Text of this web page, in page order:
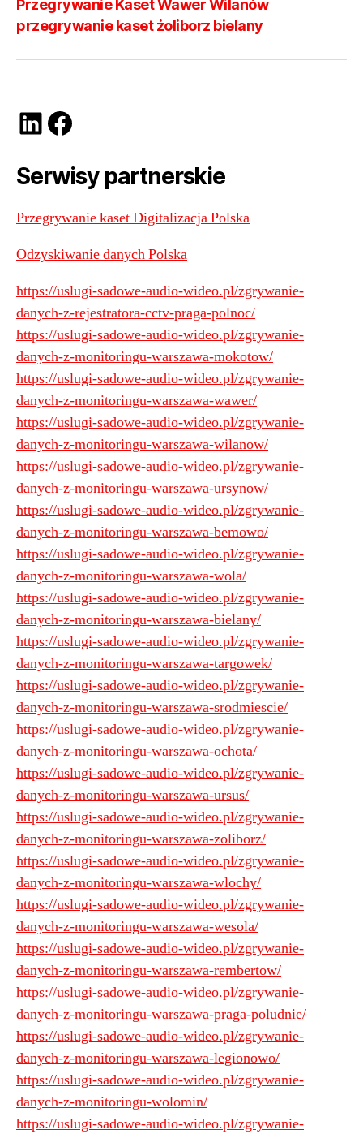
Przegrywanie Kaset Wawer Wilanów
przegrywanie kaset żoliborz bielany
LinkedIn
Facebook
Serwisy partnerskie
Przegrywanie kaset Digitalizacja Polska
Odzyskiwanie danych Polska
https://uslugi-sadowe-audio-wideo.pl/zgrywanie-
danych-z-rejestratora-cctv-praga-polnoc/
https://uslugi-sadowe-audio-wideo.pl/zgrywanie-
danych-z-monitoringu-warszawa-mokotow/
https://uslugi-sadowe-audio-wideo.pl/zgrywanie-
danych-z-monitoringu-warszawa-wawer/
https://uslugi-sadowe-audio-wideo.pl/zgrywanie-
danych-z-monitoringu-warszawa-wilanow/
https://uslugi-sadowe-audio-wideo.pl/zgrywanie-
danych-z-monitoringu-warszawa-ursynow/
https://uslugi-sadowe-audio-wideo.pl/zgrywanie-
danych-z-monitoringu-warszawa-bemowo/
https://uslugi-sadowe-audio-wideo.pl/zgrywanie-
danych-z-monitoringu-warszawa-wola/
https://uslugi-sadowe-audio-wideo.pl/zgrywanie-
danych-z-monitoringu-warszawa-bielany/
https://uslugi-sadowe-audio-wideo.pl/zgrywanie-
danych-z-monitoringu-warszawa-targowek/
https://uslugi-sadowe-audio-wideo.pl/zgrywanie-
danych-z-monitoringu-warszawa-srodmiescie/
https://uslugi-sadowe-audio-wideo.pl/zgrywanie-
danych-z-monitoringu-warszawa-ochota/
https://uslugi-sadowe-audio-wideo.pl/zgrywanie-
danych-z-monitoringu-warszawa-ursus/
https://uslugi-sadowe-audio-wideo.pl/zgrywanie-
danych-z-monitoringu-warszawa-zoliborz/
https://uslugi-sadowe-audio-wideo.pl/zgrywanie-
danych-z-monitoringu-warszawa-wlochy/
https://uslugi-sadowe-audio-wideo.pl/zgrywanie-
danych-z-monitoringu-warszawa-wesola/
https://uslugi-sadowe-audio-wideo.pl/zgrywanie-
danych-z-monitoringu-warszawa-rembertow/
https://uslugi-sadowe-audio-wideo.pl/zgrywanie-
danych-z-monitoringu-warszawa-praga-poludnie/
https://uslugi-sadowe-audio-wideo.pl/zgrywanie-
danych-z-monitoringu-warszawa-legionowo/
https://uslugi-sadowe-audio-wideo.pl/zgrywanie-
danych-z-monitoringu-wolomin/
https://uslugi-sadowe-audio-wideo.pl/zgrywanie-